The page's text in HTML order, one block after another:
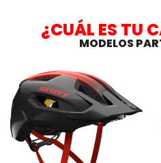
¿CUÁL ES TU
MODELOS